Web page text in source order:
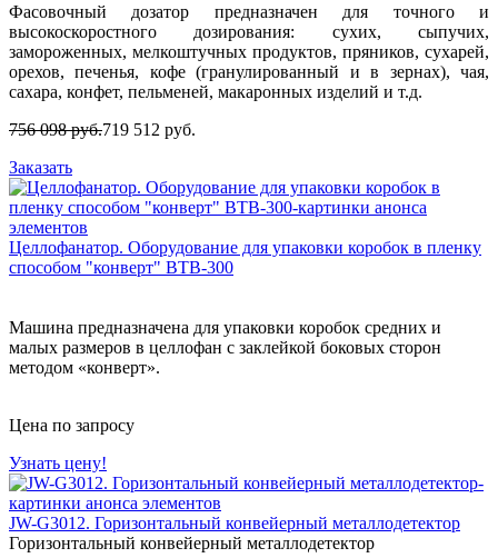
Фасовочный дозатор предназначен для точного и
высокоскоростного дозирования: сухих, сыпучих,
замороженных, мелкоштучных продуктов, пряников, сухарей,
орехов, печенья, кофе (гранулированный и в зернах), чая,
сахара, конфет, пельменей, макаронных изделий и т.д.
756 098 руб.719 512 руб.
Заказать
Целлофанатор. Оборудование для упаковки коробок в пленку
способом "конверт" BTB-300
Машина предназначена для упаковки коробок средних и
малых размеров в целлофан с заклейкой боковых сторон
методом «конверт».
Цена по запросу
Узнать цену!
JW-G3012. Горизонтальный конвейерный металлодетектор
Горизонтальный конвейерный металлодетектор